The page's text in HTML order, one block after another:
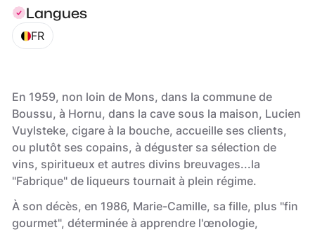
Langues
FR
En 1959, non loin de Mons, dans la commune de
Boussu, à Hornu, dans la cave sous la maison, Lucien
Vuylsteke, cigare à la bouche, accueille ses clients,
ou plutôt ses copains, à déguster sa sélection de
vins, spiritueux et autres divins breuvages...la
"Fabrique" de liqueurs tournait à plein régime.
À son décès, en 1986, Marie-Camille, sa fille, plus "fin
gourmet", déterminée à apprendre l'œnologie,